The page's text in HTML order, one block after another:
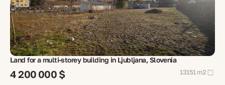
Land for a multi-storey building in Ljubljana, Slovenia
4 200 000 $ 13151 m2